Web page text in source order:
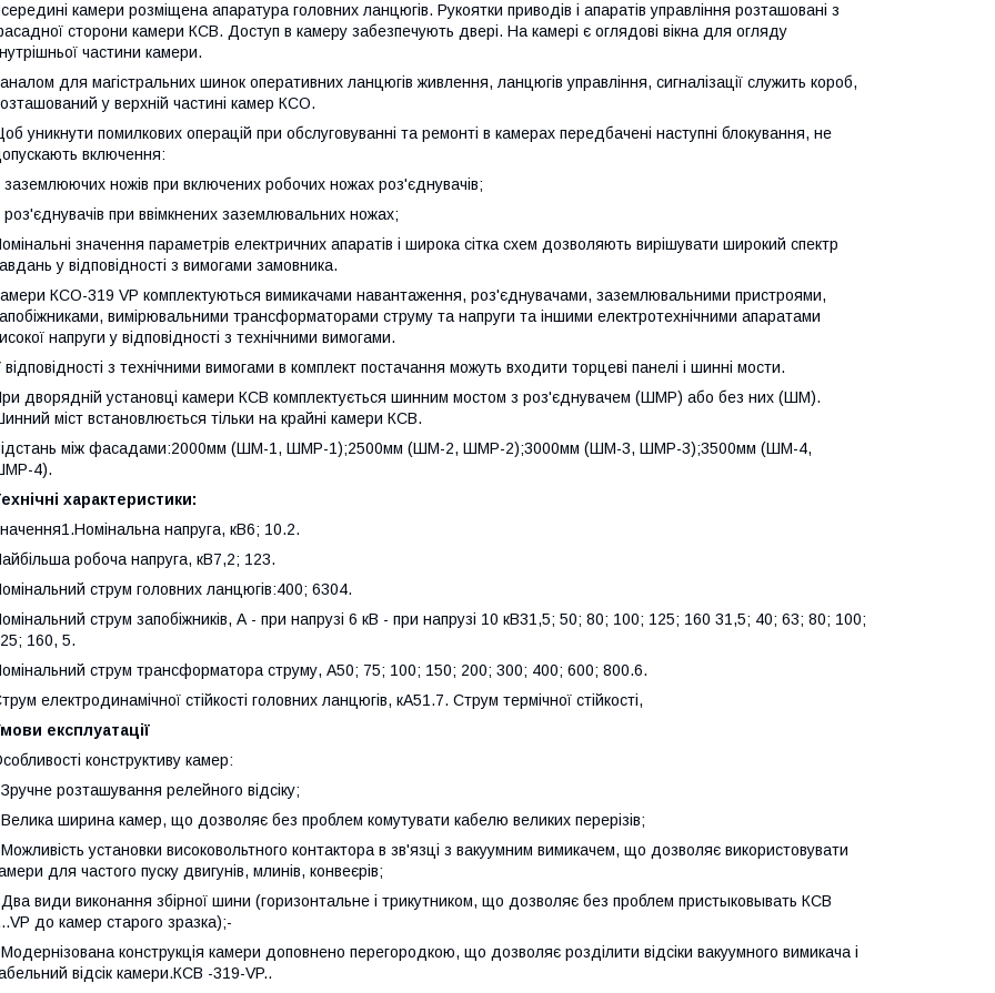
камери розміщена апаратура головних ланцюгів. Рукоятки приводів і апаратів управління розташовані з
сторони камери КСВ. Доступ в камеру забезпечують двері. На камері є оглядові вікна для огляду
частини камери.
для магістральних шинок оперативних ланцюгів живлення, ланцюгів управління, сигналізації служить короб,
у верхній частині камер КСО.
уникнути помилкових операцій при обслуговуванні та ремонті в камерах передбачені наступні блокування, не
включення:
заземлюючих ножів при включених робочих ножах роз'єднувачів;
роз'єднувачів при ввімкнених заземлювальних ножах;
значення параметрів електричних апаратів і широка сітка схем дозволяють вирішувати широкий спектр
у відповідності з вимогами замовника.
КСО-319 VP комплектуються вимикачами навантаження, роз'єднувачами, заземлювальними пристроями,
вимірювальними трансформаторами струму та напруги та іншими електротехнічними апаратами
напруги у відповідності з технічними вимогами.
відповідності з технічними вимогами в комплект постачання можуть входити торцеві панелі і шинні мости.
дворядній установці камери КСВ комплектується шинним мостом з роз'єднувачем (ШМР) або без них (ШМ).
міст встановлюється тільки на крайні камери КСВ.
між фасадами:2000мм (ШМ-1, ШМР-1);2500мм (ШМ-2, ШМР-2);3000мм (ШМ-3, ШМР-3);3500мм (ШМ-4,
4).
характеристики:
напруга, кВ6; 10.2.
робоча напруга, кВ7,2; 123.
струм головних ланцюгів:400; 6304.
струм запобіжників, А - при напрузі 6 кВ - при напрузі 10 кВ31,5; 50; 80; 100; 125; 160 31,5; 40; 63; 80; 100;
160, 5.
струм трансформатора струму, А50; 75; 100; 150; 200; 300; 400; 600; 800.6.
електродинамічної стійкості головних ланцюгів, кА51.7. Струм термічної стійкості,
експлуатації
конструктиву камер:
розташування релейного відсіку;
ширина камер, що дозволяє без проблем комутувати кабелю великих перерізів;
установки високовольтного контактора в зв'язці з вакуумним вимикачем, що дозволяє використовувати
для частого пуску двигунів, млинів, конвеєрів;
види виконання збірної шини (горизонтальне і трикутником, що дозволяє без проблем пристыковывать КСВ
до камер старого зразка);-
конструкція камери доповнено перегородкою, що дозволяє розділити відсіки вакуумного вимикача і
відсік камери.КСВ -319-VP..